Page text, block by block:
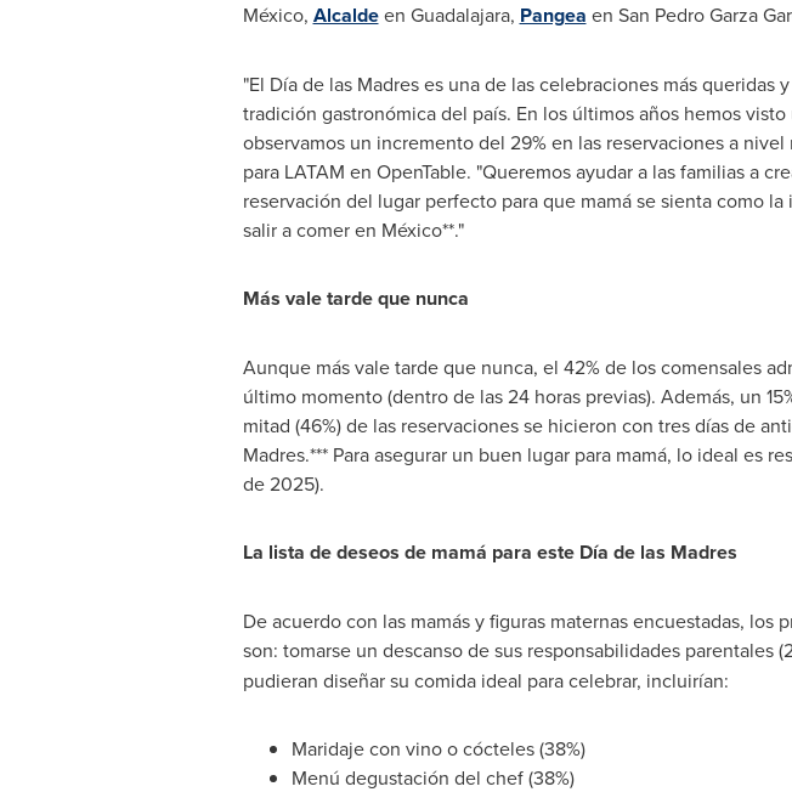
México, Alcaldeen Guadalajara, Pangea en San Pedro Garza
"El Día de las Madres es una de las celebraciones más
tradición gastronómica del país. En los últimos años hemos
observamos un incremento del 29% en las reservaciones a
para LATAM en OpenTable. "Queremos ayudar a las familias a
reservación del lugar perfecto para que mamá se sienta como
salir a comer en México**."
Más vale tarde que nunca
Aunque más vale tarde que nunca, el 42% de los comensales
último momento (dentro de las 24 horas previas). Además, un
mitad (46%) de las reservaciones se hicieron con tres días de
Madres.*** Para asegurar un buen lugar para mamá, lo ideal es
de 2025).
La lista de deseos de mamá para este Día de las Madres
De acuerdo con las mamás y figuras maternas encuestadas,
son: tomarse un descanso de sus responsabilidades parentales
pudieran diseñar su comida ideal para celebrar, incluirían:
Maridaje con vino o cócteles (38%)
Menú degustación del chef (38%)